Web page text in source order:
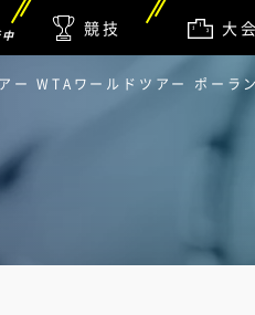
競技 大
ー WTAワールドツアー ポーラ